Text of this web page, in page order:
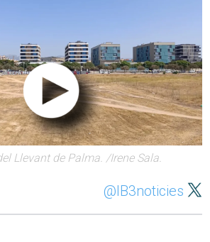
Llevant de Palma. /Irene Sala.
@IB3noticies